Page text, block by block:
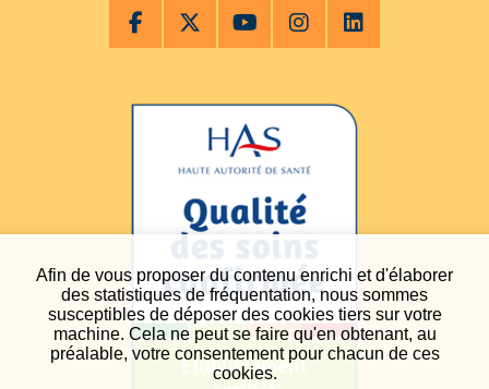
Afin de vous proposer du contenu enrichi et d'élaborer
des statistiques de fréquentation, nous sommes
susceptibles de déposer des cookies tiers sur votre
machine. Cela ne peut se faire qu'en obtenant, au
préalable, votre consentement pour chacun de ces
cookies.